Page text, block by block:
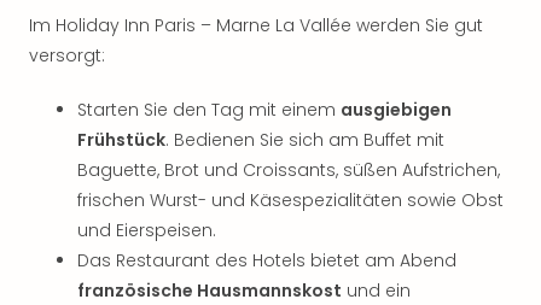
Im Holiday Inn Paris – Marne La Vallée werden Sie gut
versorgt:
Starten Sie den Tag mit einem ausgiebigen
Frühstück. Bedienen Sie sich am Buffet mit
Baguette, Brot und Croissants, süßen Aufstrichen,
frischen Wurst- und Käsespezialitäten sowie Obst
und Eierspeisen.
Das Restaurant des Hotels bietet am Abend
französische Hausmannskost und ein